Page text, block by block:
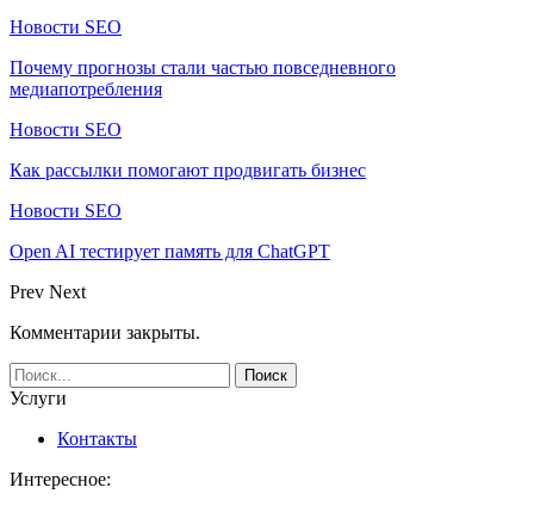
Новости SEO
Почему прогнозы стали частью повседневного
медиапотребления
Новости SEO
Как рассылки помогают продвигать бизнес
Новости SEO
Open AI тестирует память для ChatGPT
Prev Next
Комментарии закрыты.
Услуги
Контакты
Интересное: